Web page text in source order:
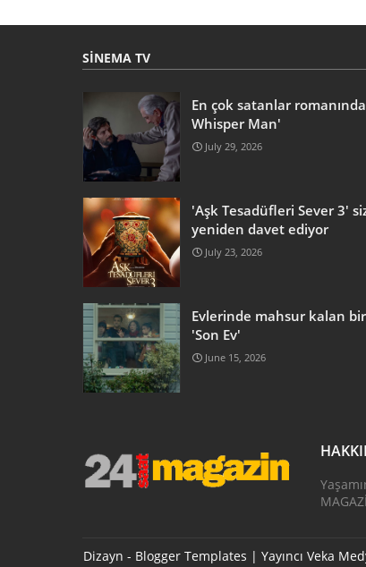
SINEMA TV
En çok satanlar
Whisper Man'
July 29, 2026
'Aşk Tesadüfleri Sever 3'
yeniden davet ediyor
July 23, 2026
Evlerinde mahsur kalan
'Son Ev'
June 15, 2026
Dizayn - Blogger Templates | Yayıncı Veka